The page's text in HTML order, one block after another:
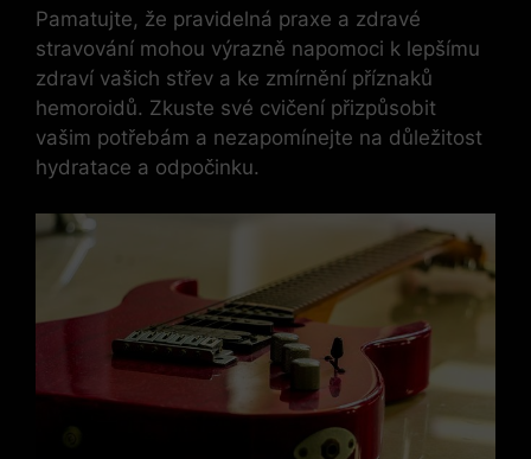
Pamatujte, že pravidelná praxe a zdravé
stravování mohou výrazně napomoci k lepšímu
zdraví vašich střev a ke zmírnění příznaků
hemoroidů. Zkuste své cvičení přizpůsobit
vašim potřebám a nezapomínejte na důležitost
hydratace a odpočinku.